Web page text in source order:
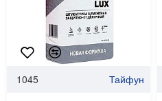
1045 Тайфун